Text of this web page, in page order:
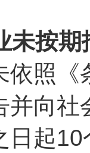
未按
依照《
并向社
日起